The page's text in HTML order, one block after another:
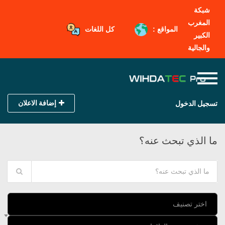
شبكة
المغرب
الكبير
والجالية
المواقع : كل اللغات
تسجيل الدخول إضافة الاعلان
ما الذي تبحث عنه؟
اختر تصنيف